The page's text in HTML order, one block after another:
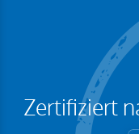
Zertifiziert